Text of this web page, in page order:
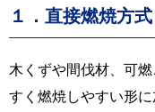
１．直接燃焼方式
木くずや間伐材、可
すく燃焼しやすい形